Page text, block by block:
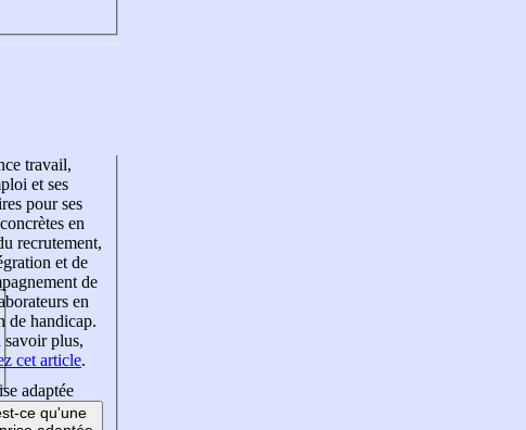
travail,
et ses
pour ses
en
recrutement,
et de
de
en
de handicap.
savoir plus,
cet article.
adaptée
ce qu'une